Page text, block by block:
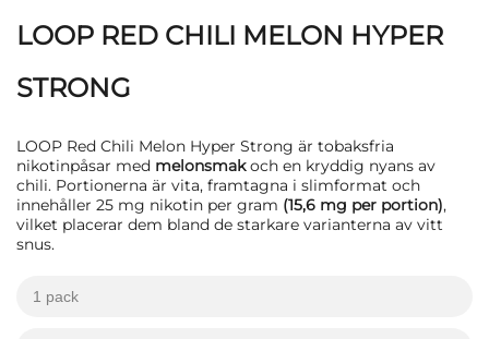
LOOP RED CHILI MELON HYPER
STRONG
LOOP Red Chili Melon Hyper Strong är tobaksfria
nikotinpåsar med melonsmakoch en kryddig nyans av
chili. Portionerna är vita, framtagna i slimformat och
innehåller 25 mg nikotin per gram (15,6 mg per portion),
vilket placerar dem bland de starkare varianterna av vitt
snus.
1 pack